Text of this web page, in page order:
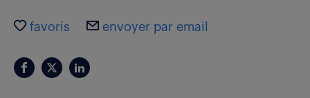
favoris envoyer par email